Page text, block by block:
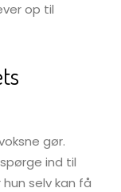
op til
gør.
ind til
selv kan få